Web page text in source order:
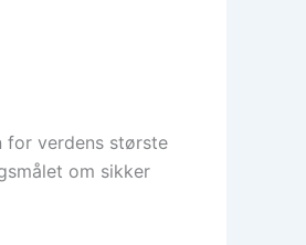
for verdens største
om sikker